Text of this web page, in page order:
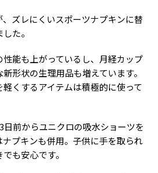
ズレにくいスポーツナプキンに替
た。
能も上がっているし、月経カップ
形状の生理用品も増えています。
くするアイテムは積極的に使って
前からユニクロの吸水ショーツを
プキンも併用。子供に手を取られ
も安心です。